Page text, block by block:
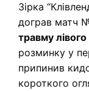
Зірка
дограв матч
травму
розминку у
припинив
короткого